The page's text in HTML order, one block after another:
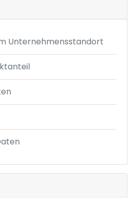
Unternehmensstandort